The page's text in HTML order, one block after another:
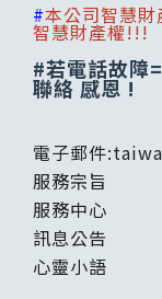
#本公司智慧
智慧財產權!!!
#若電話故障
聯絡 感恩 !
電子郵件:
服務宗旨
服務中心
訊息公告
心靈小語